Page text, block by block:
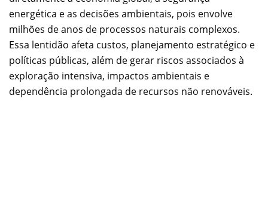
energética e as decisões ambientais, pois envolve
milhões de anos de processos naturais complexos.
Essa lentidão afeta custos, planejamento estratégico e
políticas públicas, além de gerar riscos associados à
exploração intensiva, impactos ambientais e
dependência prolongada de recursos não renováveis.